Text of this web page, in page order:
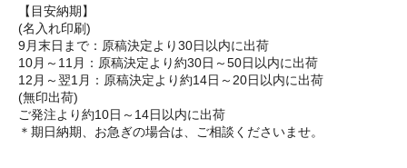
【目安納期】
(名入れ印刷)
9月末日まで：原稿決定より30日以内に出荷
10月～11月：原稿決定より約30日～50日以内に出荷
12月～翌1月：原稿決定より約14日～20日以内に出荷
(無印出荷)
ご発注より約10日～14日以内に出荷
＊期日納期、お急ぎの場合は、ご相談くださいませ。